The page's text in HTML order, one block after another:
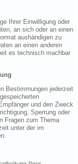
Ihrer Einwilligung oder
an sich oder an einen
aushändigen zu
an einen anderen
es technisch machbar
Bestimmungen jederzeit
und den Zweck
Sperrung oder
Fragen zum Thema
unter der im